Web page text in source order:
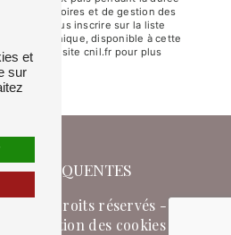
fins probatoires et de gestion des
droit de vous inscrire sur la liste
téléphonique, disponible à cette
le site cnil.fr pour plus
FRÉQUENTES
- Tous droits réservés -
Gestion des cookies
et
sur